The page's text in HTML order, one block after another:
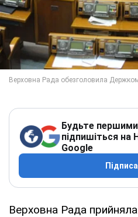
Будьте першими
підпишіться на
Google
Верховна Рада